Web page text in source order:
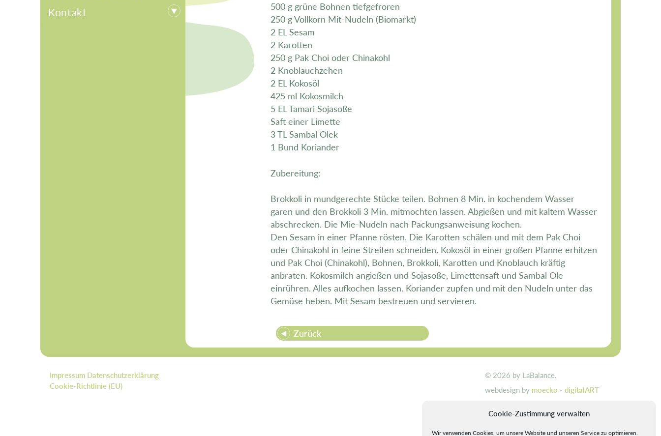
Cookie-Zustimmung verwalten
Wir verwenden Cookies, um unsere Website und unseren Service zu optimieren.
500 g grüne Bohnen tiefgefroren
250 g Vollkorn Mit-Nudeln (Biomarkt)
2 EL Sesam
2 Karotten
250 g Pak Choi oder Chinakohl
2 Knoblauchzehen
2 EL Kokosöl
425 ml Kokosmilch
5 EL Tamari Sojasoße
Saft einer Limette
3 TL Sambal Olek
1 Bund Koriander
Zubereitung:
Brokkoli in mundgerechte Stücke teilen. Bohnen 8 Min. in kochendem Wasser
garen und den Brokkoli 3 Min. mitmochten lassen. Abgießen und mit kaltem Wasser
abschrecken. Die Mie-Nudeln nach Packungsanweisung kochen.
Den Sesam in einer Pfanne rösten. Die Karotten schälen und mit dem Pak Choi
oder Chinakohl in feine Streifen schneiden. Kokosöl in einer großen Pfanne erhitzen
und Pak Choi (Chinakohl), Bohnen, Brokkoli, Karotten und Knoblauch kräftig
anbraten. Kokosmilch angießen und Sojasoße, Limettensaft und Sambal Ole
einrühren. Alles aufkochen lassen. Koriander zupfen und mit den Nudeln unter das
Gemüse heben. Mit Sesam bestreuen und servieren.
Zurück
Kontakt
Impressum Datenschutzerklärung
Cookie-Richtlinie (EU)
© 2026 by LaBalance.
webdesign by moecko - digitalART